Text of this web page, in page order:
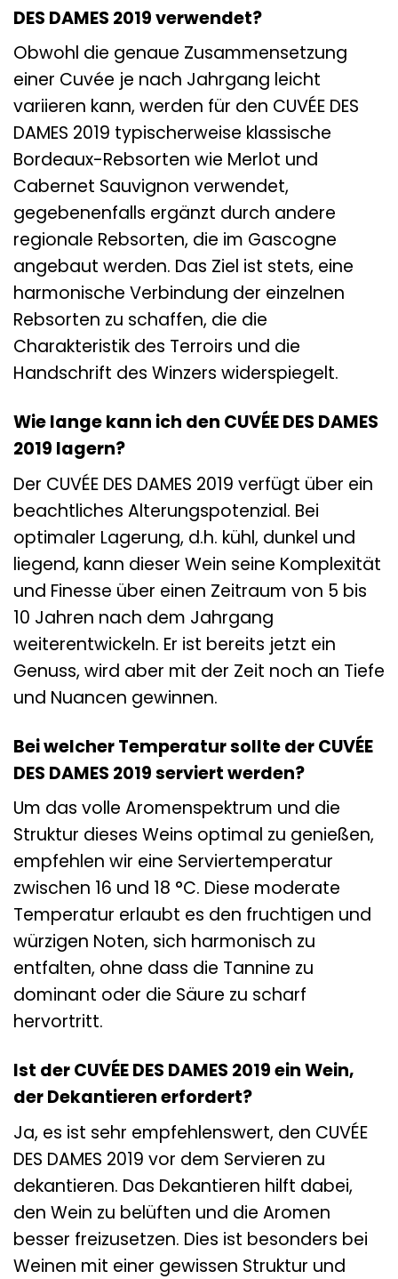
DES DAMES 2019 verwendet?
Obwohl die genaue Zusammensetzung
einer Cuvée je nach Jahrgang leicht
variieren kann, werden für den CUVÉE DES
DAMES 2019 typischerweise klassische
Bordeaux-Rebsorten wie Merlot und
Cabernet Sauvignon verwendet,
gegebenenfalls ergänzt durch andere
regionale Rebsorten, die im Gascogne
angebaut werden. Das Ziel ist stets, eine
harmonische Verbindung der einzelnen
Rebsorten zu schaffen, die die
Charakteristik des Terroirs und die
Handschrift des Winzers widerspiegelt.
Wie lange kann ich den CUVÉE DES DAMES
2019 lagern?
Der CUVÉE DES DAMES 2019 verfügt über ein
beachtliches Alterungspotenzial. Bei
optimaler Lagerung, d.h. kühl, dunkel und
liegend, kann dieser Wein seine Komplexität
und Finesse über einen Zeitraum von 5 bis
10 Jahren nach dem Jahrgang
weiterentwickeln. Er ist bereits jetzt ein
Genuss, wird aber mit der Zeit noch an Tiefe
und Nuancen gewinnen.
Bei welcher Temperatur sollte der CUVÉE
DES DAMES 2019 serviert werden?
Um das volle Aromenspektrum und die
Struktur dieses Weins optimal zu genießen,
empfehlen wir eine Serviertemperatur
zwischen 16 und 18 °C. Diese moderate
Temperatur erlaubt es den fruchtigen und
würzigen Noten, sich harmonisch zu
entfalten, ohne dass die Tannine zu
dominant oder die Säure zu scharf
hervortritt.
Ist der CUVÉE DES DAMES 2019 ein Wein,
der Dekantieren erfordert?
Ja, es ist sehr empfehlenswert, den CUVÉE
DES DAMES 2019 vor dem Servieren zu
dekantieren. Das Dekantieren hilft dabei,
den Wein zu belüften und die Aromen
besser freizusetzen. Dies ist besonders bei
Weinen mit einer gewissen Struktur und